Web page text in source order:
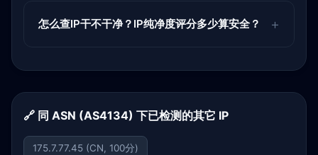
怎么查IP干不干净？IP纯净度评分多少算安全？
🔗 同 ASN (AS4134) 下已检测的其它 IP
175.7.77.45 (CN, 100分)